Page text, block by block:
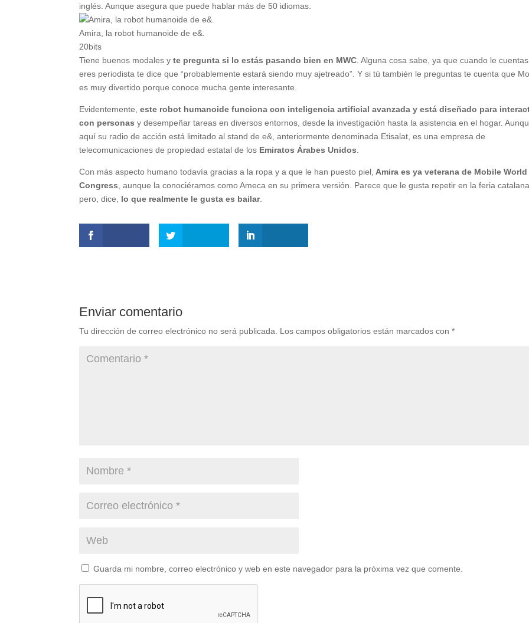
inglés. Aunque asegura que puede hablar más de 50 idiomas.
Amira, la robot humanoide de e&.
20bits
Tiene buenos modales yte pregunta si lo estás pasando bien en MWC . Alguna cosa sabe, ya que cuando le
eres periodista te dice que “probablemente estará siendo muy ajetreado”. Y si tú también le preguntas te cuenta que
es muy divertido porque conoce mucha gente interesante.
Evidentemente,este robot humanoide funciona con inteligencia artificial avanzada y está diseñado para
con personasy desempeñar tareas en diversos entornos, desde la investigación hasta la asistencia en el hogar.
aquí su radio de acción está limitado al stand de e&, anteriormente denominada Etisalat, es una empresa de
telecomunicaciones de propiedad estatal de los Emiratos Árabes Unidos
Con más aspecto humano todavía gracias a la ropa y a que le han puesto piel, Amira es ya veterana de Mobile World
Congress , aunque la conociéramos como Ameca en su primera versión. Parece que le gusta repetir en la feria
pero, dice,
lo que realmente le gusta es bailar.
Enviar comentario
Tu dirección de correo electrónico no será publicada. Los campos obligatorios están marcados con*
Guarda mi nombre, correo electrónico y web en este navegador para la próxima vez que comente.